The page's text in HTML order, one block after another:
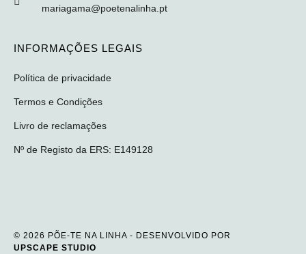
mariagama@poetenalinha.pt
INFORMAÇÕES LEGAIS
Política de privacidade
Termos e Condições
Livro de reclamações
Nº de Registo da ERS: E149128
© 2026 PÕE-TE NA LINHA - DESENVOLVIDO POR
UPSCAPE STUDIO